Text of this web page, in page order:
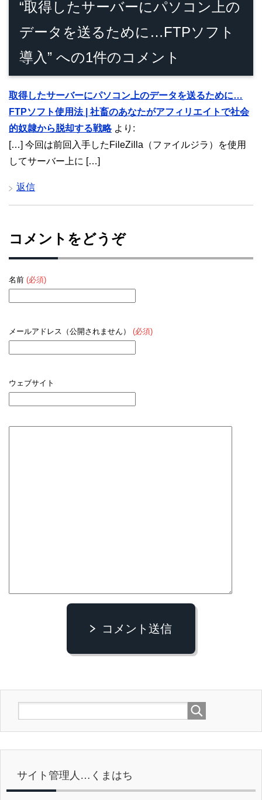
“取得したサーバーにパソコン上の
データを送るために…FTPソフト
導入” への1件のコメント
取得したサーバーにパソコン上のデータを送るために…
FTPソフト使用法 | 社畜のあなたがアフィリエイトで社会
的奴隷から脱却する戦略 より:
[…] 今回は前回入手したFileZilla（ファイルジラ）を使用
してサーバー上に […]
返信
コメントをどうぞ
名前 (必須)
メールアドレス（公開されません） (必須)
ウェブサイト
コメント送信
サイト管理人…くまはち